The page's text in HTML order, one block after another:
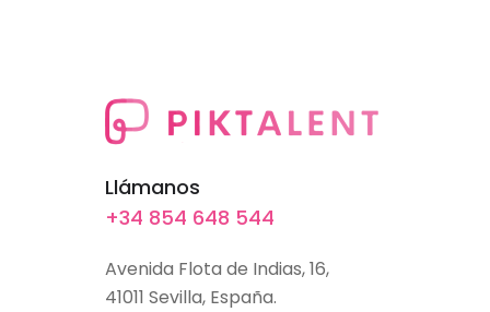
Llámanos
+34 854 648 544
Avenida Flota de Indias, 16,
41011 Sevilla, España.